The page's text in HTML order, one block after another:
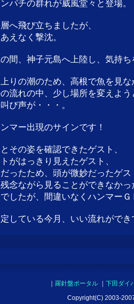
パチの群れが威風堂々と登場。
へ飛び立ちましたが、
えなく撃沈。
間、神子元島へ上陸し、気持
りの潮のため、高根で魚を見
流れの中、少し場所を変えよ
び声が・・・。
マー出現のサインです！
その姿を確認できたゲスト、
がはっきり見えたゲスト、
ったため、頭が微妙だったゲス
念ながら見ることができなか
したが、間違いなくハンマー
している今月、いい流れがで
羅針盤ポータル
下田ダイ
Copyright(C) 2003-